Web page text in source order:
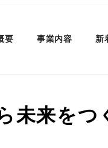
要 事業内容 新
未来をつ